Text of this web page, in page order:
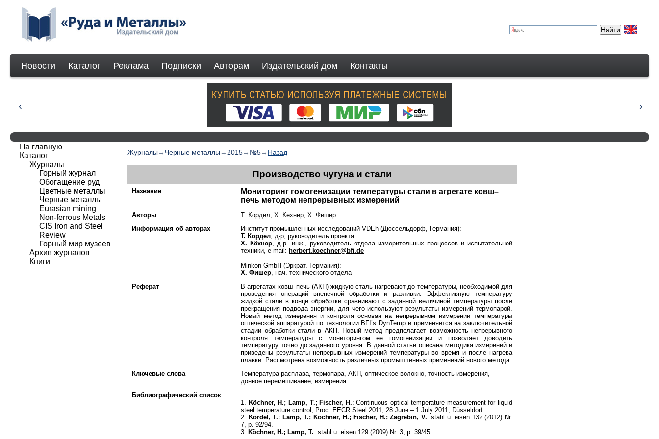
Новости Каталог Реклама Подписки Авторам Издательский дом Контакты
Журналы → Черные металлы → 2015→ №5→ Назад
Производство чугуна и стали
Название
Мониторинг гомогенизации температуры стали в агрегате ковш–
печь методом непрерывных измерений
Авторы
Т. Кордел, Х. Кехнер, Х. Фишер
Информация об авторах
Институт промышленных исследований VDEh (Дюссельдорф, Германия):
Т. Кордел , д-р, руководитель проекта
Х. Кёхнер , д-р. инж., руководитель отдела измерительных процессов и испытательной
техники, e-mail: herbert.koechner@bfi.de
Minkon GmbH (Эркрат, Германия):
Х. Фишер , нач. технического отдела
Реферат
В агрегатах ковш–печь (АКП) жидкую сталь нагревают до температуры, необходимой для
проведения операций внепечной обработки и разливки. Эффективную температуру
жидкой стали в конце обработки сравнивают с заданной величиной температуры после
прекращения подвода энергии, для чего используют результаты измерений термопарой.
Новый метод измерения и контроля основан на непрерывном измерении температуры
оптической аппаратурой по технологии BFI’s DynTemp и применяется на заключительной
стадии обработки стали в АКП. Новый метод предполагает возможность непрерывного
контроля температуры с мониторингом ее гомогенизации и позволяет доводить
температуру точно до заданного уровня. В данной статье описана методика измерений и
приведены результаты непрерывных измерений температуры во время и после нагрева
плавки. Рассмотрена возможность различных промышленных применений нового метода.
Ключевые слова
Температура расплава, термопара, АКП, оптическое волокно, точность измерения,
донное перемешивание, измерения
Библиографический список
1. Köchner, H.; Lamp, T.; Fischer, H.: Continuous optical temperature measurement for liquid
steel temperature control, Proc. EECR Steel 2011, 28 June – 1 July 2011, Düsseldorf.
2. Kordel, T.; Lamp, T.; Köchner, H.; Fischer, H.; Zagrebin, V.: stahl u. eisen 132 (2012) Nr.
7, p. 92/94.
3.Köchner, H.; Lamp, T.: stahl u. eisen 129 (2009) Nr. 3, p. 39/45.
На главную
Каталог
Журналы
Горный журнал
Обогащение руд
Цветные металлы
Черные металлы
Eurasian mining
Non-ferrous Мetals
CIS Iron and Steel
Review
Горный мир музеев
Архив журналов
Книги